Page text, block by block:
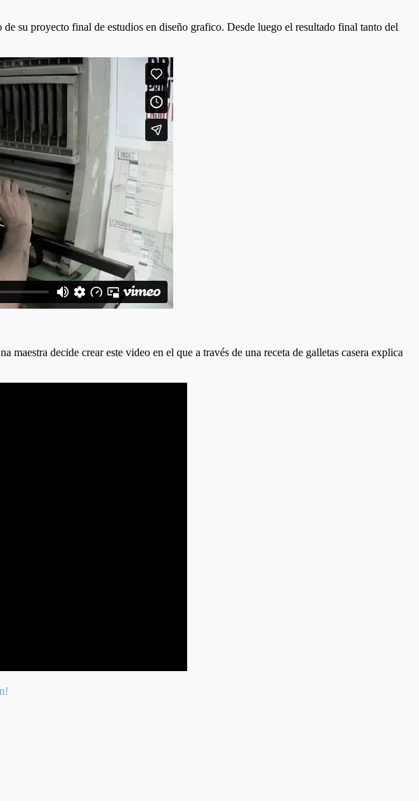
su proyecto final de estudios en diseño grafico. Desde luego el resultado final tanto del
decide crear este video en el que a través de una receta de galletas casera explica